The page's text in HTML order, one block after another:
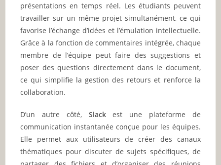
présentations en temps réel. Les étudiants peuvent
travailler sur un même projet simultanément, ce qui
favorise l’échange d’idées et l’émulation intellectuelle.
Grâce à la fonction de commentaires intégrée, chaque
membre de l’équipe peut faire des suggestions et
poser des questions directement dans le document,
ce qui simplifie la gestion des retours et renforce la
collaboration.
D’un autre côté, Slackest une plateforme de
communication instantanée conçue pour les équipes.
Elle permet aux utilisateurs de créer des canaux
thématiques pour discuter de sujets spécifiques, de